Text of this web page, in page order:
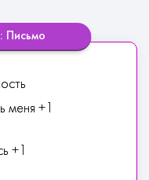
Письмо
меня +1
+1